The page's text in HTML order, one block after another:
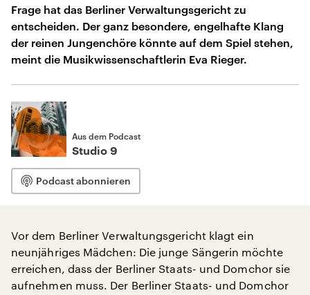
Frage hat das Berliner Verwaltungsgericht zu
entscheiden. Der ganz besondere, engelhafte Klang
der reinen Jungenchöre könnte auf dem Spiel stehen,
meint die Musikwissenschaftlerin Eva Rieger.
Aus dem Podcast
Studio 9
Podcast abonnieren
Vor dem Berliner Verwaltungsgericht klagt ein
neunjähriges Mädchen: Die junge Sängerin möchte
erreichen, dass der Berliner Staats- und Domchor sie
aufnehmen muss. Der Berliner Staats- und Domchor